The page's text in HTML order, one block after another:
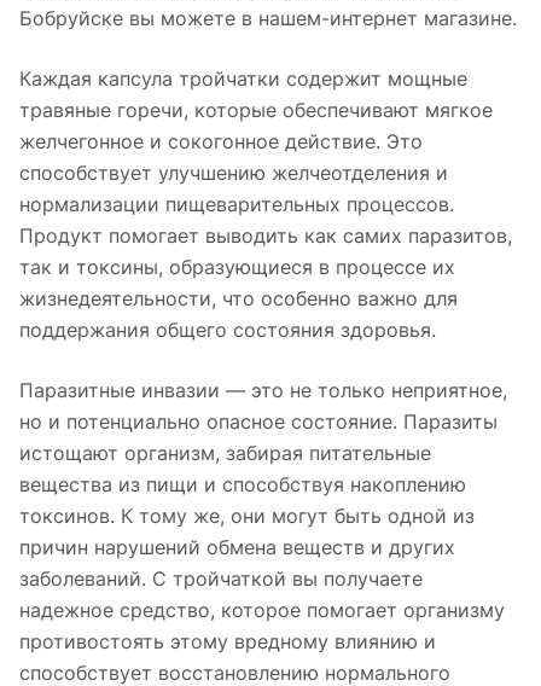
Бобруйске вы можете в нашем-интернет магазине.
Каждая капсула тройчатки содержит мощные
травяные горечи, которые обеспечивают мягкое
желчегонное и сокогонное действие. Это
способствует улучшению желчеотделения и
нормализации пищеварительных процессов.
Продукт помогает выводить как самих паразитов,
так и токсины, образующиеся в процессе их
жизнедеятельности, что особенно важно для
поддержания общего состояния здоровья.
Паразитные инвазии — это не только неприятное,
но и потенциально опасное состояние. Паразиты
истощают организм, забирая питательные
вещества из пищи и способствуя накоплению
токсинов. К тому же, они могут быть одной из
причин нарушений обмена веществ и других
заболеваний. С тройчаткой вы получаете
надежное средство, которое помогает организму
противостоять этому вредному влиянию и
способствует восстановлению нормального